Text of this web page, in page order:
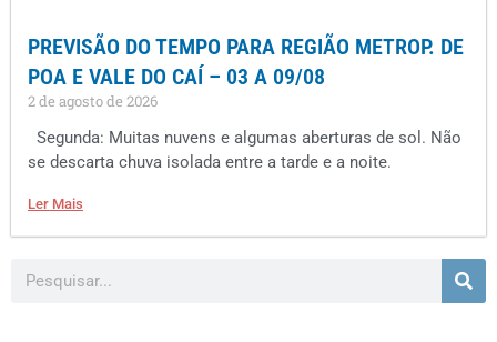
PREVISÃO DO TEMPO PARA REGIÃO METROP. DE
POA E VALE DO CAÍ – 03 A 09/08
2 de agosto de 2026
Segunda: Muitas nuvens e algumas aberturas de sol. Não
se descarta chuva isolada entre a tarde e a noite.
Ler Mais